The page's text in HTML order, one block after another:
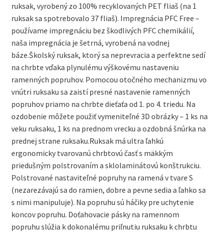
ruksak, vyrobený zo 100% recyklovaných PET fliaš (na 1
ruksak sa spotrebovalo 37 fliaš). Impregnácia PFC Free –
používame impregnáciu bez škodlivých PFC chemikálií,
naša impregnácia je šetrná, vyrobená na vodnej
báze.Školský ruksak, ktorý sa neprevracia a perfektne sedí
na chrbte vďaka plynulému výškovému nastaveniu
ramenných popruhov. Pomocou otočného mechanizmu vo
vnútri ruksaku sa zaistí presné nastavenie ramenných
popruhov priamo na chrbte dieťaťa od 1. po 4. triedu. Na
ozdobenie môžete použiť vymeniteľné 3D obrázky – 1 ks na
veku ruksaku, 1 ks na prednom vrecku a ozdobná šnúrka na
prednej strane ruksaku.Ruksak má ultra ľahkú
ergonomicky tvarovanú chrbtovú časť s mäkkým
priedušným polstrovaním a sklolaminátovú konštrukciu.
Polstrované nastaviteľné popruhy na ramená v tvare S
(nezarezávajú sa do ramien, dobre a pevne sedia a ľahko sa
s nimi manipuluje). Na popruhu sú háčiky pre uchytenie
koncov popruhu. Doťahovacie pásky na ramennom
popruhu slúžia k dokonalému priľnutiu ruksaku k chrbtu